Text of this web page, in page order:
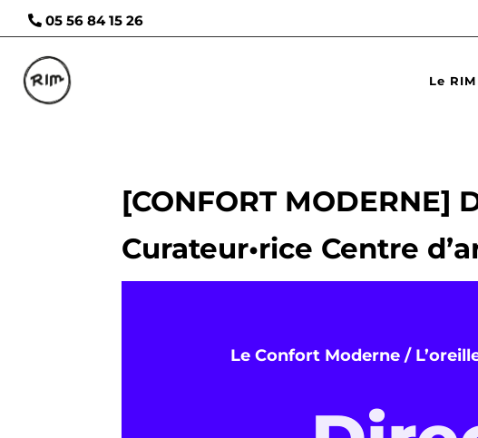
05 56 84 15 26
Le RIM
[CONFORT MODERNE]
Curateur•rice Centre
Le Confort Moderne /